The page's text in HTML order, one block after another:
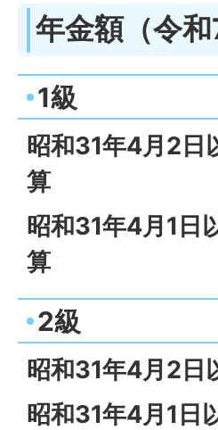
年金額（令和
1級
昭和31年4月2日
算
昭和31年4月1日
算
2級
昭和31年4月2日
昭和31年4月1日